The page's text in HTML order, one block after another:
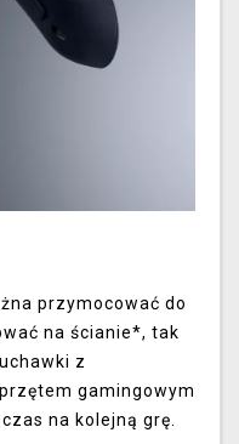
przymocować do
na ścianie*, tak
z
gamingowym
na kolejną grę.